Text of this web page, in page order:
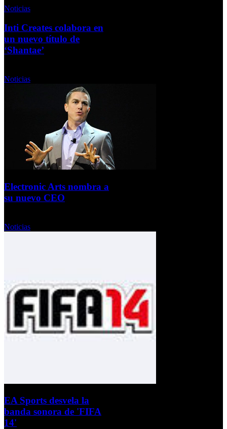
Noticias
Inti Creates colabora en
un nuevo título de
‘Shantae’
Noticias
Electronic Arts nombra a
su nuevo CEO
Noticias
EA Sports desvela la
banda sonora de 'FIFA
14'